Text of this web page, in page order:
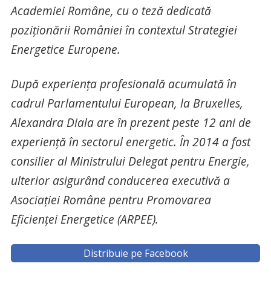
Academiei Române, cu o teză dedicată
poziționării României în contextul Strategiei
Energetice Europene.
După experiența profesională acumulată în
cadrul Parlamentului European, la Bruxelles,
Alexandra Diala are în prezent peste 12 ani de
experiență în sectorul energetic. În 2014 a fost
consilier al Ministrului Delegat pentru Energie,
ulterior asigurând conducerea executivă a
Asociației Române pentru Promovarea
Eficienței Energetice (ARPEE).
Distribuie pe Facebook